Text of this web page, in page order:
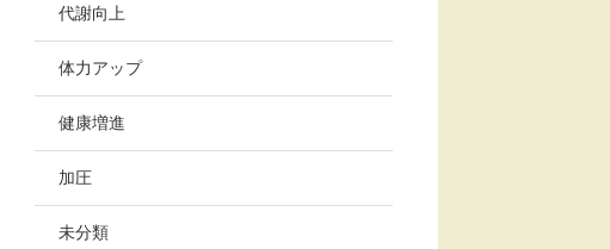
代謝向上
体力アップ
健康増進
加圧
未分類